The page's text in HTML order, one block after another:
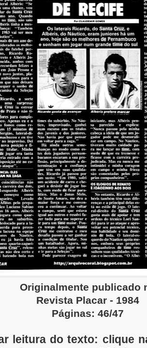
Originalmente publicado
Revista Placar - 1984
Páginas: 46/47
leitura do texto: clique